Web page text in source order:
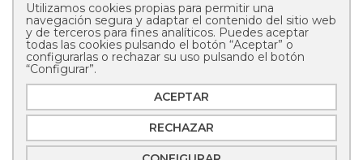
Copyright © 2025 Pastelería Mallorca
Utilizamos cookies propias para permitir una
navegación segura y adaptar el contenido del sitio web
y de terceros para fines analíticos. Puedes aceptar
todas las cookies pulsando el botón “Aceptar” o
configurarlas o rechazar su uso pulsando el botón
“Configurar”.
ACEPTAR
RECHAZAR